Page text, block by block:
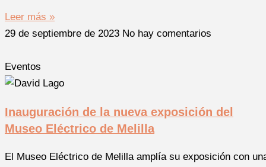
Leer más »
29 de septiembre de 2023 No hay comentarios
Eventos
Inauguración de la nueva exposición del
Museo Eléctrico de Melilla
El Museo Eléctrico de Melilla amplía su exposición con